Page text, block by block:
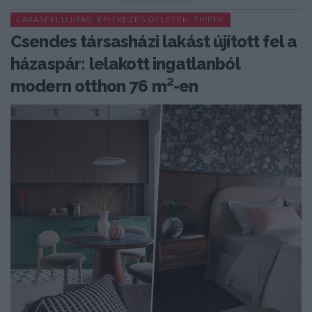
LAKÁSFELÚJÍTÁS, ÉPÍTKEZÉS ÖTLETEK, TIPPEK
Csendes társasházi lakást újított fel a
házaspár: lelakott ingatlanból
modern otthon 76 m²-en